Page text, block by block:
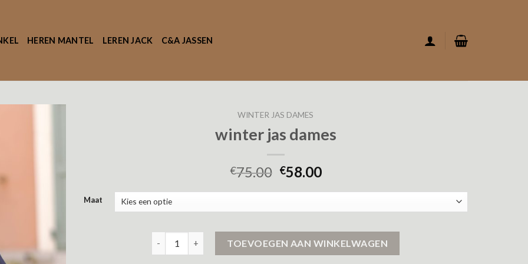
HEREN MANTEL LEREN JACK C&A JASSEN
WINTER JAS DAMES
winter jas dames
€75.00 €58.00
Maat
TOEVOEGEN AAN WINKELWAGEN